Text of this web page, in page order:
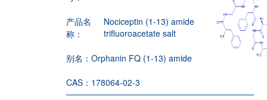
产品名
称：
Nociceptin (1-13) amide
trifluoroacetate salt
别名：Orphanin FQ (1-13) amide
CAS： 178064-02-3